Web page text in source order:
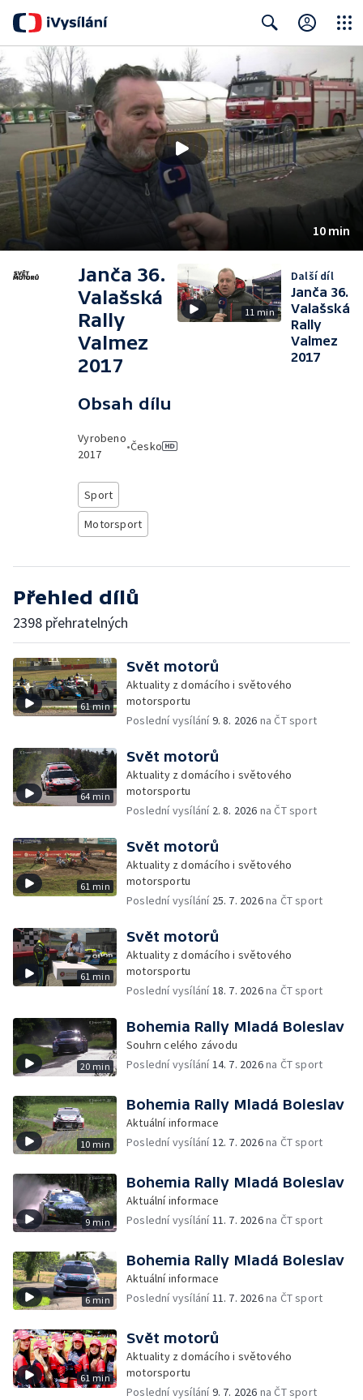
Close
10 min
Janča 36.
Valašská
Rally
Valmez
2017
Obsah dílu
Vyrobeno
2017
•Česko
Sport
Motorsport
11 min
Další díl
Janča 36.
Valašská
Rally
Valmez
2017
Přehled dílů
2398 přehratelných
61 min
Svět motorů
Aktuality z domácího i světového
motorsportu
Poslední vysílání9. 8. 2026 na ČT sport
64 min
Svět motorů
Aktuality z domácího i světového
motorsportu
Poslední vysílání 2. 8. 2026 na ČT sport
61 min
Svět motorů
Aktuality z domácího i světového
motorsportu
Poslední vysílání 25. 7. 2026na ČT sport
61 min
Svět motorů
Aktuality z domácího i světového
motorsportu
Poslední vysílání18. 7. 2026na ČT sport
20 min
Bohemia Rally Mladá Boleslav
Souhrn celého závodu
Poslední vysílání14. 7. 2026na ČT sport
10 min
Bohemia Rally Mladá Boleslav
Aktuální informace
Poslední vysílání12. 7. 2026na ČT sport
9 min
Bohemia Rally Mladá Boleslav
Aktuální informace
Poslední vysílání11. 7. 2026na ČT sport
6 min
Bohemia Rally Mladá Boleslav
Aktuální informace
Poslední vysílání11. 7. 2026na ČT sport
61 min
Svět motorů
Aktuality z domácího i světového
motorsportu
Poslední vysílání9. 7. 2026 na ČT sport